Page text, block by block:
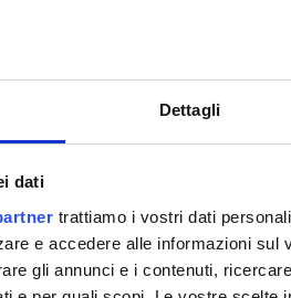
Dettagli
dati
trattiamo i vostri dati
e accedere alle informazioni
gli annunci e i contenuti,